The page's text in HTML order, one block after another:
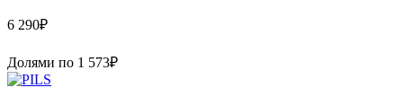
6 290₽
Долями по 1 573₽